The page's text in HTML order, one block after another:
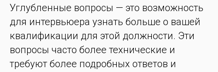
Углубленные вопросы — это возможность
для интервьюера узнать больше о вашей
квалификации для этой должности. Эти
вопросы часто более технические и
требуют более подробных ответов и